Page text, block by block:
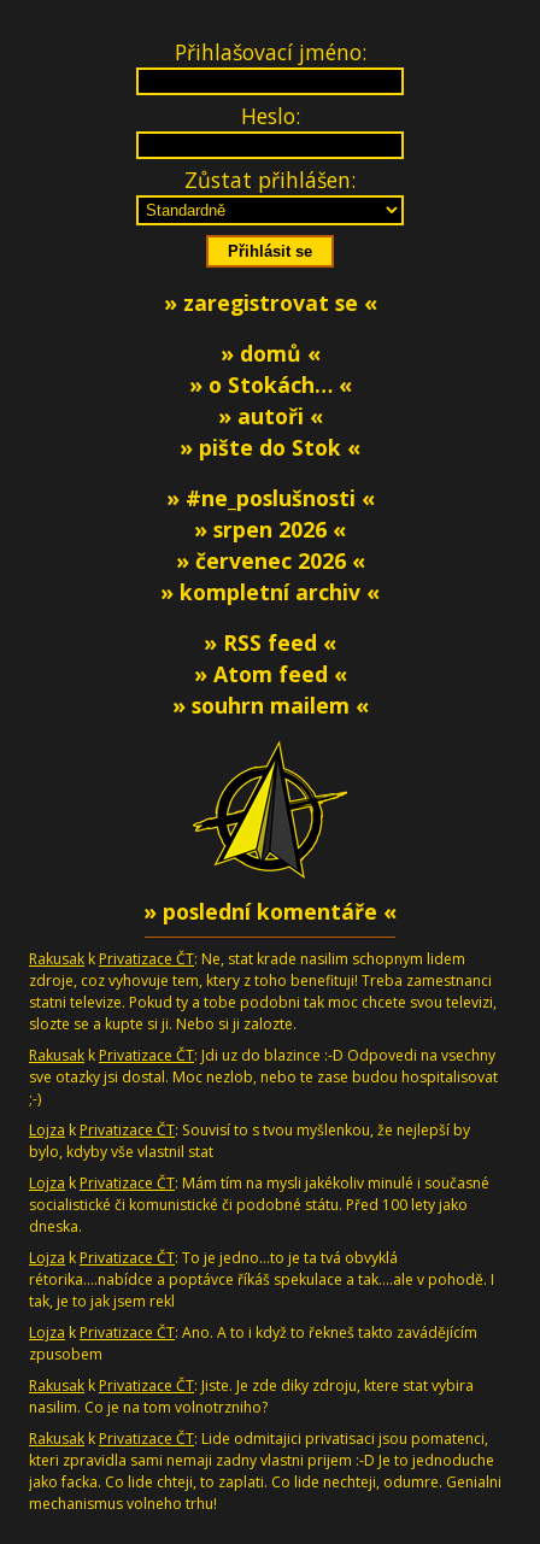
Přihlašovací jméno:
Heslo:
Zůstat přihlášen:
» zaregistrovat se «
» domů «
» o Stokách… «
» autoři «
» pište do Stok «
» #ne_poslušnosti «
» srpen 2026 «
» červenec 2026 «
» kompletní archiv «
» RSS feed «
» Atom feed «
» souhrn mailem «
» poslední komentáře «
Rakusak k Privatizace ČT: Ne, stat krade nasilim schopnym lidem
zdroje, coz vyhovuje tem, ktery z toho benefituji! Treba zamestnanci
statni televize. Pokud ty a tobe podobni tak moc chcete svou televizi,
slozte se a kupte si ji. Nebo si ji zalozte.
Rakusak k Privatizace ČT: Jdi uz do blazince :-D Odpovedi na vsechny
sve otazky jsi dostal. Moc nezlob, nebo te zase budou hospitalisovat
;-)
Lojza k Privatizace ČT: Souvisí to s tvou myšlenkou, že nejlepší by
bylo, kdyby vše vlastnil stat
Lojza k Privatizace ČT: Mám tím na mysli jakékoliv minulé i současné
socialistické či komunistické či podobné státu. Před 100 lety jako
dneska.
Lojza k Privatizace ČT: To je jedno...to je ta tvá obvyklá
rétorika....nabídce a poptávce říkáš spekulace a tak....ale v pohodě. I
tak, je to jak jsem rekl
Lojza k Privatizace ČT: Ano. A to i když to řekneš takto zavádějícím
zpusobem
Rakusak k Privatizace ČT: Jiste. Je zde diky zdroju, ktere stat vybira
nasilim. Co je na tom volnotrzniho?
Rakusak k Privatizace ČT: Lide odmitajici privatisaci jsou pomatenci,
kteri zpravidla sami nemaji zadny vlastni prijem :-D Je to jednoduche
jako facka. Co lide chteji, to zaplati. Co lide nechteji, odumre. Genialni
mechanismus volneho trhu!